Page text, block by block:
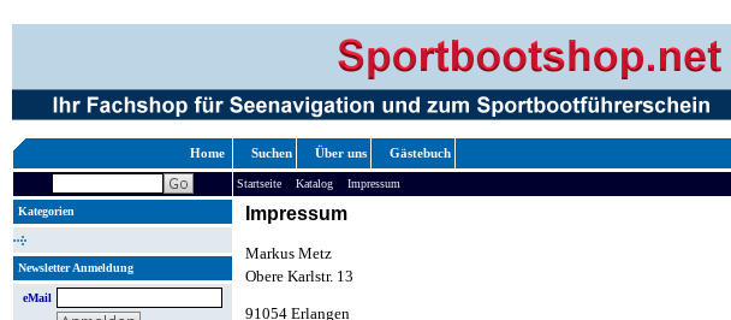
Home Suchen Über uns Gästebuch
Startseite » Katalog » Impressum
Kategorien
Newsletter Anmeldung
eMail
Impressum
Markus Metz
Obere Karlstr. 13
91054 Erlangen